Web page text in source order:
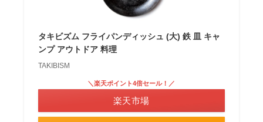
タキビズム フライパンディッシュ (大) 鉄 皿 キャ
ンプ アウトドア 料理
TAKIBISM
＼楽天ポイント4倍セール！／
楽天市場